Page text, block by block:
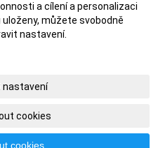
a cílení a personalizaci
můžete svobodně
nastavení.
nastavení
cookies
cookies